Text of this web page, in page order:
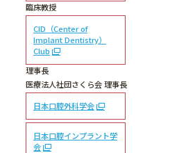
臨床教授
CID（Center of
Implant Dentistry）
Club
理事長
医療法人社団さくら会 理事長
日本口腔外科学会
日本口腔インプラント学
会